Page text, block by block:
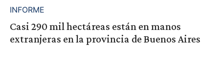
INFORME
Casi 290 mil hectáreas están en manos
extranjeras en la provincia de Buenos Aires